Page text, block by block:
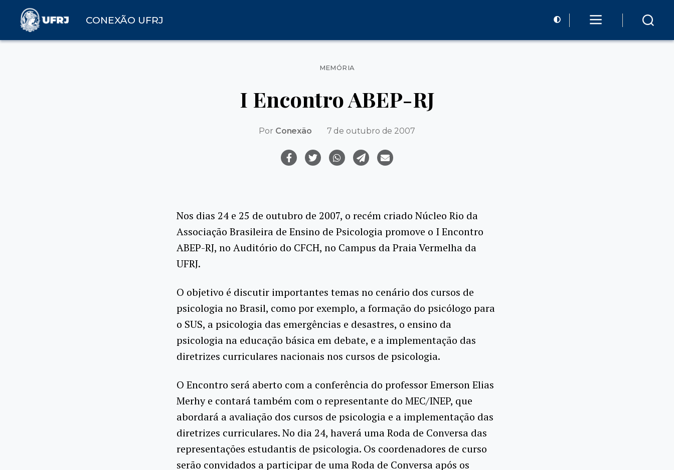
CONEXÃO UFRJ
Categorias
MEMÓRIA
I Encontro ABEP-RJ
Por Conexão 7 de outubro de 2007
Nos dias 24 e 25 de outubro de 2007, o recém criado Núcleo Rio da
Associação Brasileira de Ensino de Psicologia promove o I Encontro
ABEP-RJ, no Auditório do CFCH, no Campus da Praia Vermelha da
UFRJ.
O objetivo é discutir importantes temas no cenário dos cursos de
psicologia no Brasil, como por exemplo, a formação do psicólogo para
o SUS, a psicologia das emergências e desastres, o ensino da
psicologia na educação básica em debate, e a implementação das
diretrizes curriculares nacionais nos cursos de psicologia.
O Encontro será aberto com a conferência do professor Emerson Elias
Merhy e contará também com o representante do MEC/INEP, que
abordará a avaliação dos cursos de psicologia e a implementação das
diretrizes curriculares. No dia 24, haverá uma Roda de Conversa das
representações estudantis de psicologia. Os coordenadores de curso
serão convidados a participar de uma Roda de Conversa após os